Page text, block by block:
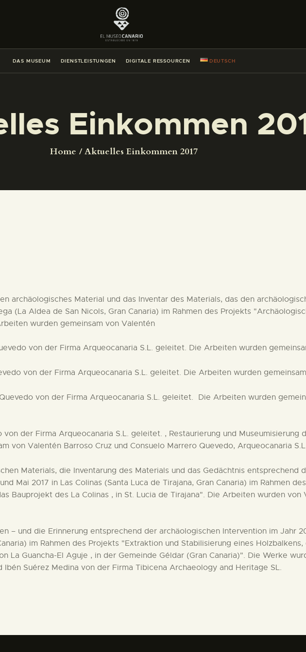
DAS MUSEUM DIENSTLEISTUNGEN DIGITALE RESSOURCEN DEUTSCH
Einkommen
Home Aktuelles Einkommen 2017
DIENSTLEISTUNGEN
DIGITALE RESSOURCEN
DAS MUSEUM
archäologisches Material und das Inventar des Materials, das den
(La Aldea de San Nicols, Gran Canaria) im Rahmen des Projekts
wurden gemeinsam von Valentén
von der Firma Arqueocanaria S.L. geleitet. Die Arbeiten wurden
von der Firma Arqueocanaria S.L. geleitet. Die Arbeiten wurden
von der Firma Arqueocanaria S.L. geleitet. Die Arbeiten wurden
der Firma Arqueocanaria S.L. geleitet. , Restaurierung und Museumisierung
von Valentén Barroso Cruz und Consuelo Marrero Quevedo, Arqueocanaria
Materials, die Inventarung des Materials und das Gedächtnis entsprechend
Mai 2017 in Las Colinas (Santa Luca de Tirajana, Gran Canaria) im Rahmen
Bauprojekt des La Colinas , in St. Lucia de Tirajana". Die Arbeiten wurden von
– und die Erinnerung entsprechend der archäologischen Intervention im Jahr
im Rahmen des Projekts "Extraktion und Stabilisierung eines
La Guancha-El Aguje , in der Gemeinde Géldar (Gran Canaria)". Die Werke
Suérez Medina von der Firma Tibicena Archaeology and Heritage SL.